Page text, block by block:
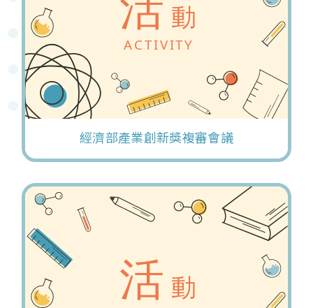
經濟部產業創新獎複審會議